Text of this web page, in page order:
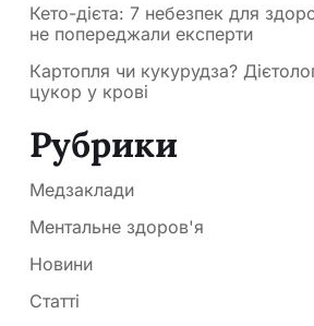
Кето-дієта: 7 небезпек для
не попереджали експерти
Картопля чи кукурудза?
цукор у крові
Рубрики
Медзаклади
Ментальне здоров'я
Новини
Статті